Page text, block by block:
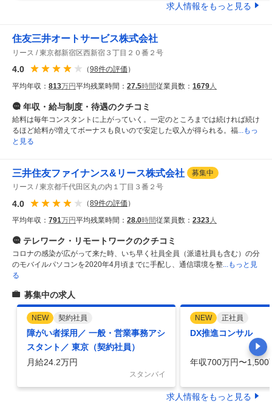
求人情報をもっと見る
住友三井オートサービス株式会社
リース 東京都新宿区西新宿３丁目２０番２号
4.0 （98件の評価 ）
平均年収： 813万円平均残業時間： 27.5時間従業員数： 1679 人
年収・給与制度・待遇のクチコミ
給料は毎年コンスタントに上がっていく。一定のところまでは続ければ続け
るほど給料が増えてボーナスも良いので安定した収入が得られる。福 ...もっ
と見る
三井住友ファイナンス&リース株式会社
募集中
リース
東京都千代田区丸の内１丁目３番２号
4.0 （89件の評価 ）
平均年収： 791万円平均残業時間： 28.0時間従業員数： 2323人
テレワーク・リモートワークのクチコミ
コロナの感染が広がって来た時、いち早く社員全員（派遣社員も含む）の分
のモバイルパソコンを2020年4月頃までに手配し、通信環境を整...もっと見
る
募集中の求人
NEW 契約社員
障がい者採用／ 一般・営業事務アシ
スタント／ 東京（契約社員）
月給24.2万円
スタンバイ
NEW 正社員
DX推進コンサル
年収700万円〜1,500
求人情報をもっと見る